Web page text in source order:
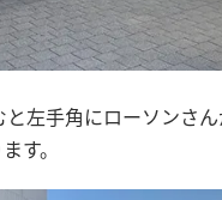
と左手角にローソンさ
す。